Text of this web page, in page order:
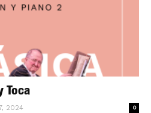
Toca
2024 0